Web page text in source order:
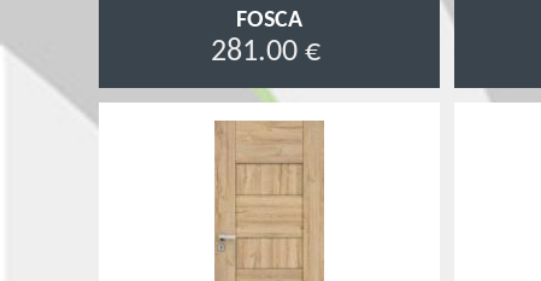
FOSCA
281.00 €